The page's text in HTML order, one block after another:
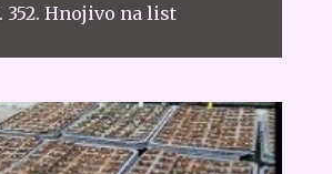
352. Hnojivo na list